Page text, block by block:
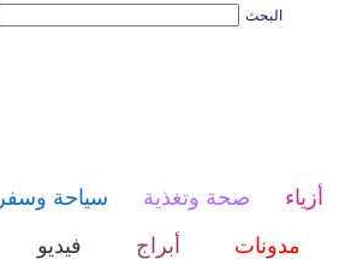
البحث
أزياء صحة وتغذية سياحة وسفر
مدونات أبراج فيديو